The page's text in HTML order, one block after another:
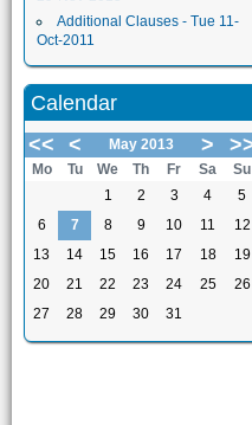
Additional Clauses - Tue 11-
Oct-2011
Calendar
<<
< May 2013 >
Mo Tu We Th Fr Sa
Su
1
2 3 4
5
6
7 8 9 10 11
12
13
14 15 16 17 18
19
20
21 22 23 24 25
26
27
28 29 30 31